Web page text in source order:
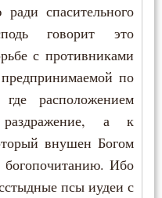
спасительного
говорит это
с противниками
по
расположением
раздражение, а к
внушен Богом
Ибо
псы иудеи с